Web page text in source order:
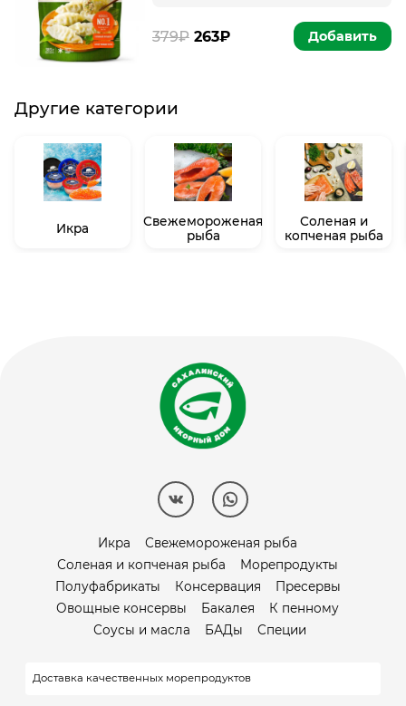
379₽ 263₽ Добавить
Другие категории
Икра
Свежемороженая
рыба
Соленая и
копченая рыба
Икра
Свежемороженая рыба
Соленая и копченая рыба
Морепродукты
Полуфабрикаты
Консервация
Пресервы
Овощные консервы
Бакалея
К пенному
Соусы и масла
БАДы Специи
Доставка качественных морепродуктов